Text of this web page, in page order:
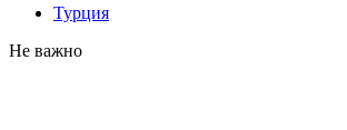
Турция
Не важно